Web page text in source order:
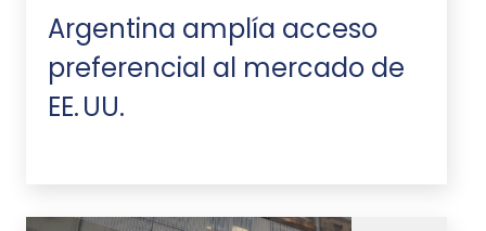
Argentina amplía acceso
preferencial al mercado de
EE. UU.